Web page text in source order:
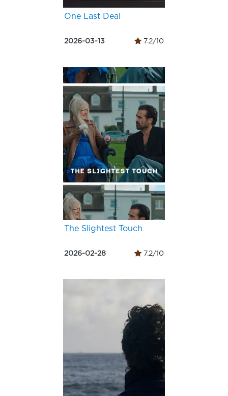
One Last Deal
2026-03-13 7.2/10
The Slightest Touch
2026-02-28 7.2/10